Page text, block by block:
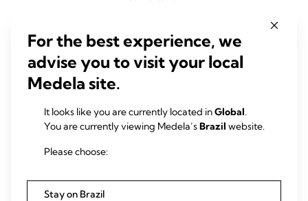
For the best experience, we
advise you to visit your local
Medela site.
It looks like you are currently located inGlobal.
You are currently viewing Medela’sBrazil website.
Please choose:
Stay on Brazil